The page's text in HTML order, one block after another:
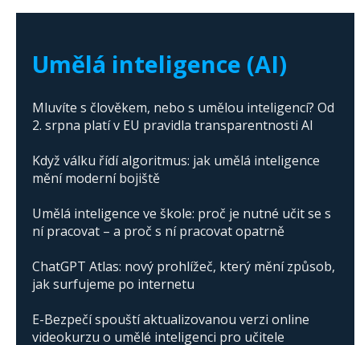
Umělá inteligence (AI)
Mluvíte s člověkem, nebo s umělou inteligencí? Od
2. srpna platí v EU pravidla transparentnosti AI
Když válku řídí algoritmus: jak umělá inteligence
mění moderní bojiště
Umělá inteligence ve škole: proč je nutné učit se s
ní pracovat – a proč s ní pracovat opatrně
ChatGPT Atlas: nový prohlížeč, který mění způsob,
jak surfujeme po internetu
E-Bezpečí spouští aktualizovanou verzi online
videokurzu o umělé inteligenci pro učitele